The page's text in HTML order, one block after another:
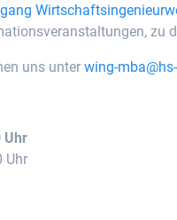
zu
uns unterwing-
Uhr
Uhr